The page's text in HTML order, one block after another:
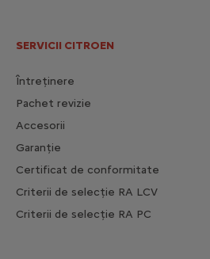
26 760 € Cu TVA
SERVICII CITROEN
Întreținere
Pachet revizie
Accesorii
Garanție
Certificat de conformitate
Criterii de selecție RA LCV
Criterii de selecție RA PC